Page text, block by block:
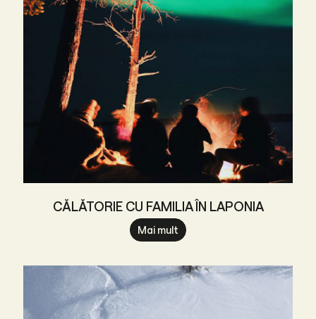
CĂLĂTORIE CU FAMILIA ÎN LAPONIA
Mai mult